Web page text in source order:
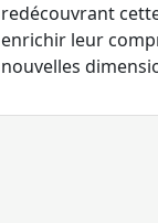
redécouvrant
enrichir leur
nouvelles